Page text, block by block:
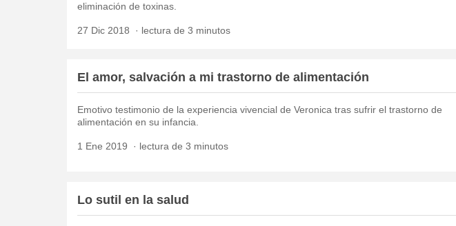
eliminación de toxinas.
27 Dic 2018 lectura de 3 minutos
El amor, salvación a mi trastorno de alimentación
Emotivo testimonio de la experiencia vivencial de Veronica tras sufrir el trastorno de
alimentación en su infancia.
1 Ene 2019 lectura de 3 minutos
Lo sutil en la salud